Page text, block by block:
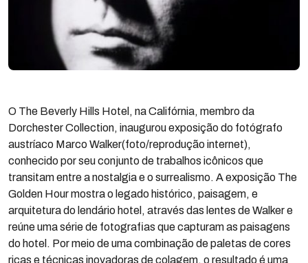
O The Beverly Hills Hotel, na Califórnia, membro da
Dorchester Collection, inaugurou exposição do fotógrafo
austríaco Marco Walker(foto/reprodução internet),
conhecido por seu conjunto de trabalhos icônicos que
transitam entre a nostalgia e o surrealismo. A exposição The
Golden Hour mostra o legado histórico, paisagem, e
arquitetura do lendário hotel, através das lentes de Walker e
reúne uma série de fotografias que capturam as paisagens
do hotel. Por meio de uma combinação de paletas de cores
ricas e técnicas inovadoras de colagem, o resultado é uma